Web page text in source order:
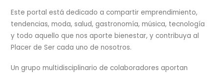
Top
Este portal está dedicado a compartir emprendimiento,
tendencias, moda, salud, gastronomía, música, tecnología
y todo aquello que nos aporte bienestar, y contribuya al
Placer de Ser cada uno de nosotros.
Un grupo multidisciplinario de colaboradores aportan